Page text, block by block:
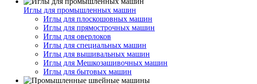
Иглы для промышленных машин
Иглы для плоскошовных машин
Иглы для прямострочных машин
Иглы для оверлоков
Иглы для специальных машин
Иглы для вышивальных машин
Иглы для Мешкозашивочных машин
Иглы для бытовых машин